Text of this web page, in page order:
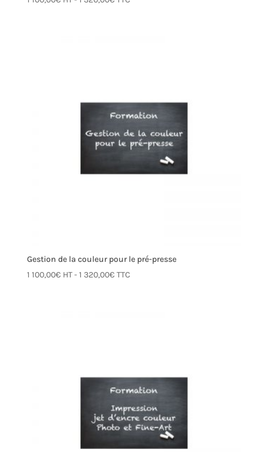
Gestion de la couleur pour le pré-presse
1 100,00€ HT -1 320,00€ TTC